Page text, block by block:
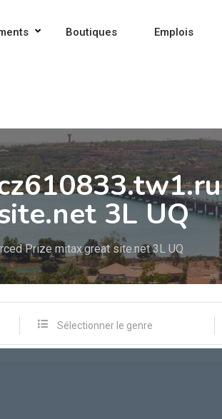
Boutiques Emplois
3L UQ
Prize mitax.great site.net 3L UQ
Sélectionner le genre